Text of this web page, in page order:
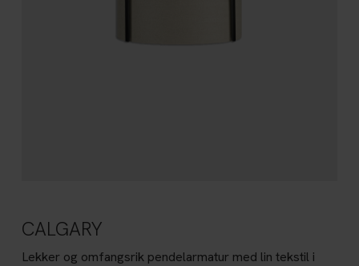
CALGARY
Lekker og omfangsrik pendelarmatur med lin tekstil i